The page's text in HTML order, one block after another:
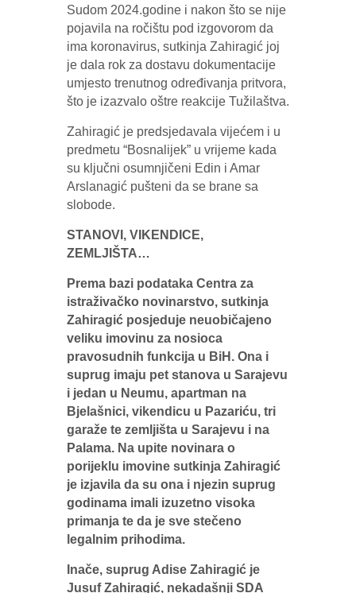
Sudom 2024.godine i nakon što se nije
pojavila na ročištu pod izgovorom da
ima koronavirus, sutkinja Zahiragić joj
je dala rok za dostavu dokumentacije
umjesto trenutnog određivanja pritvora,
što je izazvalo oštre reakcije Tužilaštva.
Zahiragić je predsjedavala vijećem i u
predmetu “Bosnalijek” u vrijeme kada
su ključni osumnjičeni Edin i Amar
Arslanagić pušteni da se brane sa
slobode.
STANOVI, VIKENDICE,
ZEMLJIŠTA…
Prema bazi podataka Centra za
istraživačko novinarstvo, sutkinja
Zahiragić posjeduje neuobičajeno
veliku imovinu za nosioca
pravosudnih funkcija u BiH. Ona i
suprug imaju pet stanova u Sarajevu
i jedan u Neumu, apartman na
Bjelašnici, vikendicu u Pazariću, tri
garaže te zemljišta u Sarajevu i na
Palama. Na upite novinara o
porijeklu imovine sutkinja Zahiragić
je izjavila da su ona i njezin suprug
godinama imali izuzetno visoka
primanja te da je sve stečeno
legalnim prihodima.
Inače, suprug Adise Zahiragić je
Jusuf Zahiragić, nekadašnji SDA